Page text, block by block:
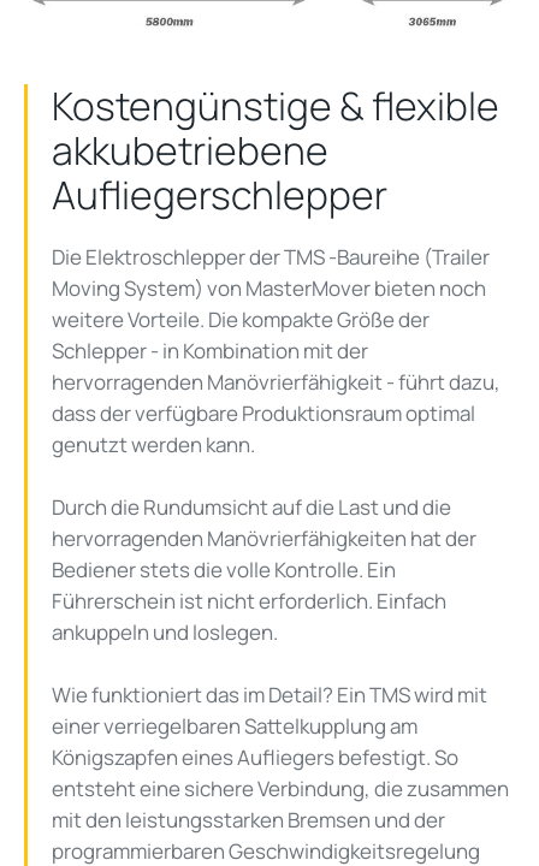
Kostengünstige & flexible
akkubetriebene
Aufliegerschlepper
Die Elektroschlepper der TMS -Baureihe (Trailer
Moving System) von MasterMover bieten noch
weitere Vorteile. Die kompakte Größe der
Schlepper - in Kombination mit der
hervorragenden Manövrierfähigkeit - führt dazu,
dass der verfügbare Produktionsraum optimal
genutzt werden kann.
Durch die Rundumsicht auf die Last und die
hervorragenden Manövrierfähigkeiten hat der
Bediener stets die volle Kontrolle. Ein
Führerschein ist nicht erforderlich. Einfach
ankuppeln und loslegen.
Wie funktioniert das im Detail? Ein TMS wird mit
einer verriegelbaren Sattelkupplung am
Königszapfen eines Aufliegers befestigt. So
entsteht eine sichere Verbindung, die zusammen
mit den leistungsstarken Bremsen und der
programmierbaren Geschwindigkeitsregelung